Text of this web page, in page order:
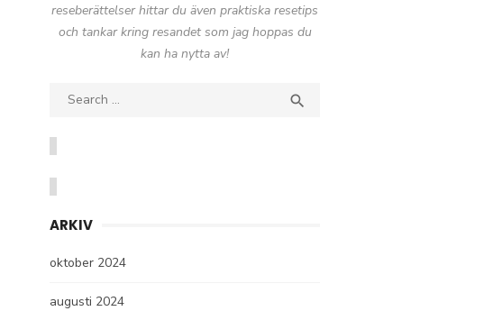
reseberättelser hittar du även praktiska resetips
och tankar kring resandet som jag hoppas du
kan ha nytta av!
Search

ARKIV
oktober 2024
augusti 2024